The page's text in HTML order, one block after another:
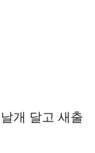
개 달고 새출